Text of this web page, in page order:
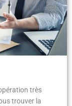
très
trouver la